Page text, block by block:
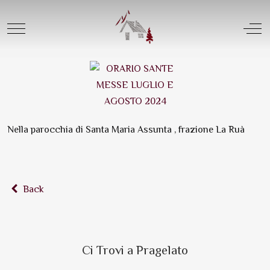
Mobile Menu Toggle Off-
ORARIO SANTE MESSE
LUGLIO E AGOSTO 2024
Nella parocchia di Santa Maria Assunta , frazione La Ruà
Back
Ci Trovi a Pragelato